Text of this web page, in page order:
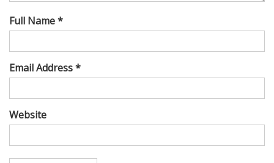
Full Name *
Email Address *
Website